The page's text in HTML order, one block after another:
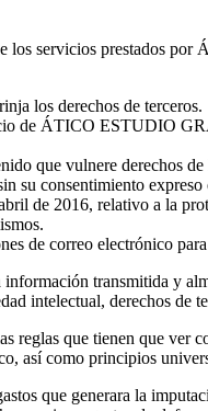
los servicios prestados
los derechos de terceros.
de ÁTICO ESTUDIO
que vulnere derechos
su consentimiento
de 2016, relativo a la
de correo electrónico
transmitida y
intelectual, derechos de
reglas que tienen que ver
así como principios
que generara la